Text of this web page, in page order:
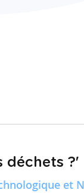
déchets ?'
et